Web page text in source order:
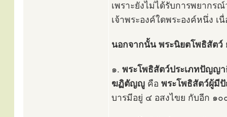
เพราะยังไม่ได้รับการพยาก
เจ้าพระองค์ใดพระองค์หนึ่ง
นอกจากนั้น พระนิยตโพธิสัตว์
๑. พระโพธิสัตว์ประเภทปัญญ
ฆฏิตัญญู คือ พระโพธิสัตว์ผู้มี
บารมีอยู่ ๔ อสงไขย กับอีก ๑๐